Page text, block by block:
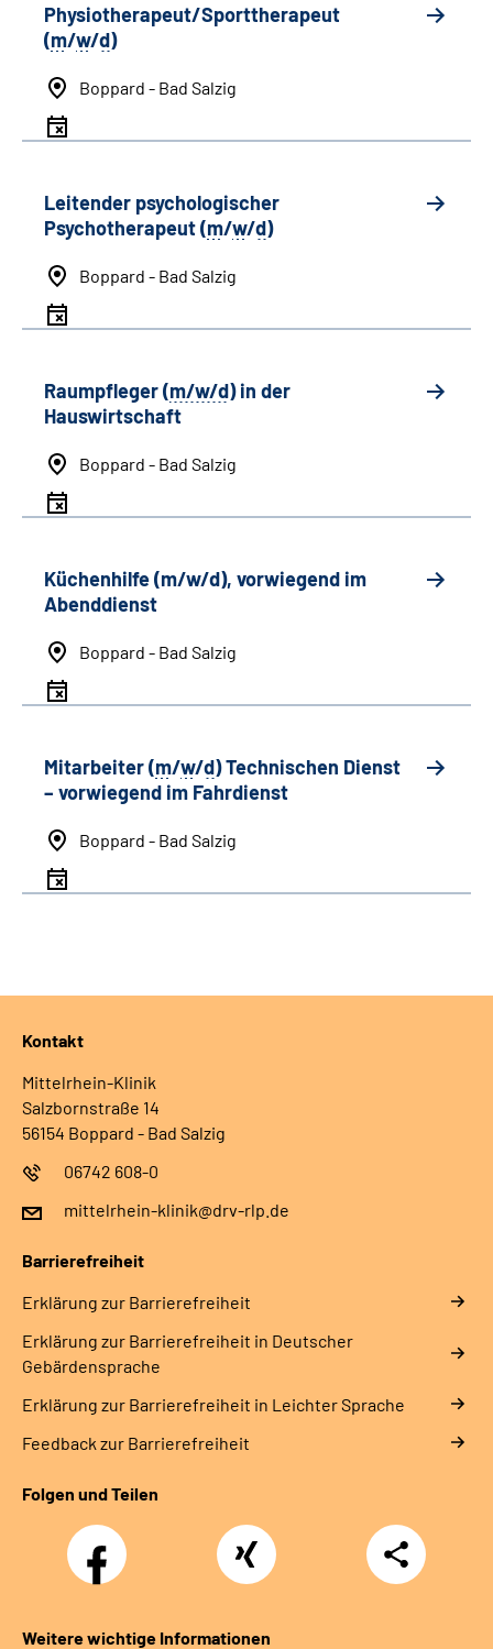
Physiotherapeut/Sporttherapeut
(m/w/d)
Boppard - Bad Salzig
Leitender psychologischer
Psychotherapeut (m/w/d)
Boppard - Bad Salzig
Raumpfleger (m/w/d) in der
Hauswirtschaft
Boppard - Bad Salzig
Küchenhilfe (m/w/d), vorwiegend im
Abenddienst
Boppard - Bad Salzig
Mitarbeiter (m/w/d) Technischen Dienst
– vorwiegend im Fahrdienst
Boppard - Bad Salzig
Kontakt
Mittelrhein-Klinik
Salzbornstraße 14
56154 Boppard - Bad Salzig
06742 608-0
mittelrhein-klinik@drv-rlp.de
Barrierefreiheit
Erklärung zur Barrierefreiheit
Erklärung zur Barrierefreiheit in Deutscher
Gebärdensprache
Erklärung zur Barrierefreiheit in Leichter Sprache
Feedback zur Barrierefreiheit
Folgen und Teilen
Facebook Xing
Teilen
Weitere wichtige Informationen